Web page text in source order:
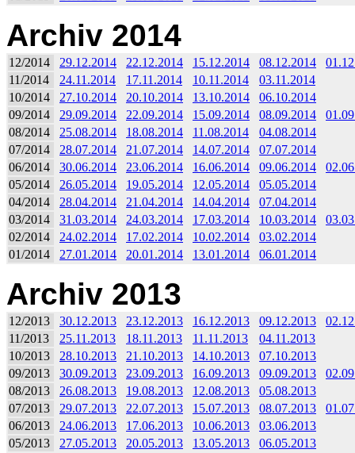
Archiv 2014
12/2014 29.12.2014 22.12.2014 15.12.2014 08.12.2014
11/2014
24.11.2014 17.11.2014 10.11.2014
03.11.2014
10/2014
27.10.2014 20.10.2014 13.10.2014
06.10.2014
09/2014
29.09.2014 22.09.2014 15.09.2014 08.09.2014
08/2014
25.08.2014 18.08.2014 11.08.2014
04.08.2014
07/2014
28.07.2014 21.07.2014 14.07.2014
07.07.2014
06/2014
30.06.2014 23.06.2014 16.06.2014 09.06.2014
05/2014
26.05.2014 19.05.2014 12.05.2014
05.05.2014
04/2014
28.04.2014 21.04.2014 14.04.2014
07.04.2014
03/2014
31.03.2014 24.03.2014 17.03.2014 10.03.2014
02/2014
24.02.2014 17.02.2014 10.02.2014
03.02.2014
01/2014
27.01.2014 20.01.2014 13.01.2014 06.01.2014
Archiv 2013
12/2013 30.12.2013 23.12.2013 16.12.2013 09.12.2013
11/2013
25.11.2013 18.11.2013 11.11.2013
04.11.2013
10/2013
28.10.2013 21.10.2013 14.10.2013
07.10.2013
09/2013
30.09.2013 23.09.2013 16.09.2013 09.09.2013
08/2013
26.08.2013 19.08.2013 12.08.2013
05.08.2013
07/2013
29.07.2013 22.07.2013 15.07.2013 08.07.2013
06/2013
24.06.2013 17.06.2013 10.06.2013
03.06.2013
05/2013
27.05.2013 20.05.2013 13.05.2013
06.05.2013